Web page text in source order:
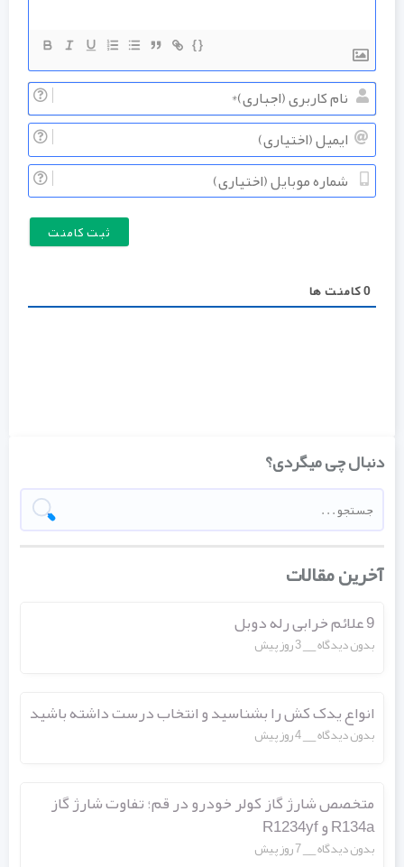
نام
کاربری
ایمیل
شماره
موبایل
کامنت ها
دنبال چی میگردی؟
آخرین مقالات
بدون دیدگاه 3 روز پیش
انواع یدک کش را بشناسید و انتخاب درست داشته باشید
بدون دیدگاه 4 روز پیش
متخصص شارژ گاز کولر خودرو در قم؛ تفاوت شارژ گاز
R134a و R1234yf
بدون دیدگاه 7 روز پیش